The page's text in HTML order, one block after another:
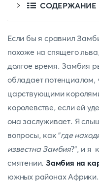
СОДЕРЖАНИЕ
Если бы я сравнил
похоже на спящего
долгое время. Замбия
обладает потенциалом,
царствующими
королевстве, если ей
она заслуживает. Я
вопросы, как "где
известна Замбия?", и я
смятении.Замбия на
южных районах